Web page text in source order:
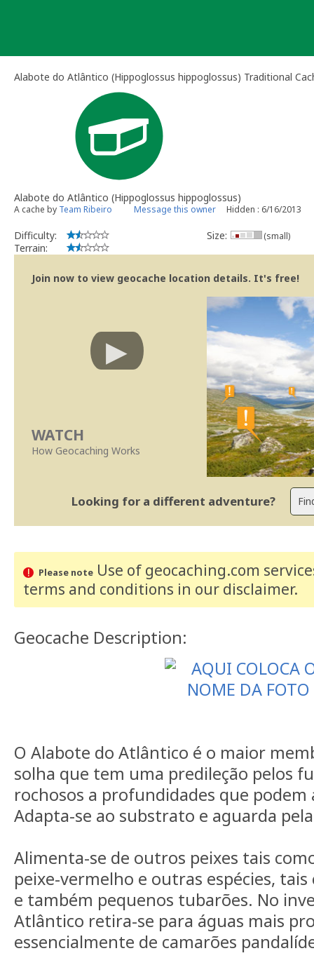
Alabote do Atlântico (Hippoglossus hippoglossus) Traditional
Alabote do Atlântico (Hippoglossus hippoglossus)
A cache by Team Ribeiro Message this owner Hidden : 6/16/2013
Difficulty:
Terrain:
Size: (small)
Join now to view geocache location details. It's free!
WATCH
How Geocaching Works
Looking for a different adventure?
Please noteUse of geocaching.com
terms and conditions in our disclaimer.
Geocache Description:
O Alabote do Atlântico é o maior
solha que tem uma predileção pelos
rochosos a profundidades que
Adapta-se ao substrato e aguarda
Alimenta-se de outros peixes tais
peixe-vermelho e outras espécies,
e também pequenos tubarões. No
Atlântico retira-se para águas mais
essencialmente de camarões